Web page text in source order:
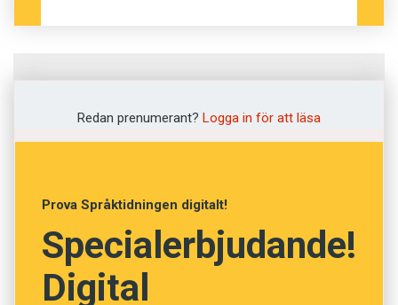
Haförn
Håv
Girighet
Havsörn
Redan prenumerant? Logga in för att läsa
Prova Språktidningen digitalt!
Specialerbjudande!
Digital